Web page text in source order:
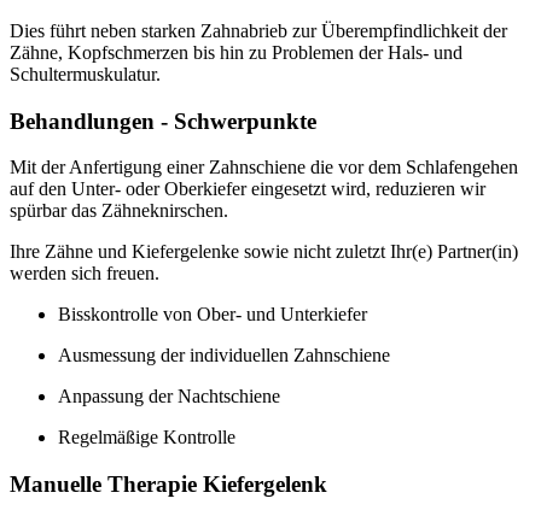
Dies führt neben starken Zahnabrieb zur Überempfindlichkeit der
Zähne, Kopfschmerzen bis hin zu Problemen der Hals- und
Schultermuskulatur.
Behandlungen - Schwerpunkte
Mit der Anfertigung einer Zahnschiene die vor dem Schlafengehen
auf den Unter- oder Oberkiefer eingesetzt wird, reduzieren wir
spürbar das Zähneknirschen.
Ihre Zähne und Kiefergelenke sowie nicht zuletzt Ihr(e) Partner(in)
werden sich freuen.
Bisskontrolle von Ober- und Unterkiefer
Ausmessung der individuellen Zahnschiene
Anpassung der Nachtschiene
Regelmäßige Kontrolle
Manuelle Therapie Kiefergelenk